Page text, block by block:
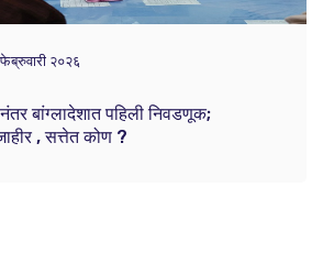
२०२६
बांग्लादेशात पहिली निवडणूक;
, सत्तेत कोण ?